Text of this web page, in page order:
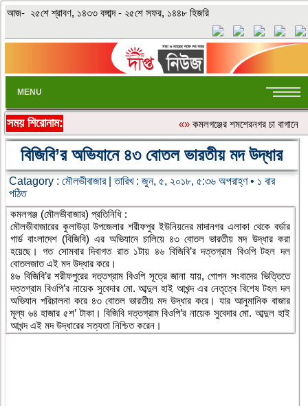
আজ- ২৫শে শ্রাবণ, ১৪৩৩ বঙ্গাব্দ - ২৫শে সফর, ১৪৪৮ হিজরি
MENU
সময় শিরোনাম: «»কমলগঞ্জের শমশেরনগর চা বাগানে
বিজিবি’র অভিযানে ৪৩ বোতল ভারতীয় মদ উদ্ধার
Catagory : মৌলভীবাজার| তারিখ : জুন, ৫, ২০১৮, ৫:৩৬ অপরাহ্ণ • ১ বার
পঠিত
কমলগঞ্জ (মৌলভীবাজার) প্রতিনিধি :
মৌলভীবাজারের কুলাউড়া উপজেলার শরীফপুর ইউনিয়নের মাদানগর এলাকা থেকে বর্ডার
গার্ড বাংলাদেশ (বিজিবি) এর অভিযানে চালিয়ে ৪৩ বোতল ভারতীয় মদ উদ্ধার করা
হয়েছে। গত সোমবার দিবাগত রাত ১টায় ৪৬ বিজিবি’র দত্তগ্রাম বিওপি টহল দল
বোতলজাত এই মদ উদ্ধার করে।
৪৬ বিজিবি’র শরীফপুরের দত্তগ্রাম বিওপি সূত্রে জানা যায়, গোপন সংবাদের ভিত্তিতে
দত্তগ্রাম বিওপি’র নায়েক সুবেদার মো. আব্দুল হাই আখন্দ এর নেতৃত্বে বিশেষ টহল দল
অভিযান পরিচালনা করে ৪৩ বোতল ভারতীয় মদ উদ্ধার করে। যার আনুমানিক বাজার
মূল্য ৬৪ হাজার ৫শ’ টাকা। বিজিবি দত্তগ্রাম বিওপি’র নায়েক সুবেদার মো. আব্দুল হাই
আখন্দ এই মদ উদ্ধারের সত্যতা নিশ্চিত করেন।